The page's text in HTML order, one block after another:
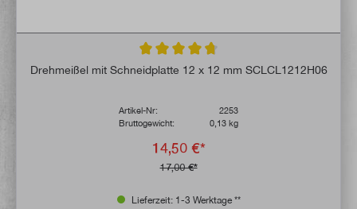
Durchschnittliche Bewertung von 4.7 von
Drehmeißel mit Schneidplatte 12 x 12 mm SCLCL1212H06
Artikel-Nr:
2253
Bruttogewicht:
0,13 kg
14,50 €*
17,00 €*
Lieferzeit: 1-3 Werktage **